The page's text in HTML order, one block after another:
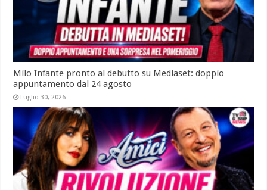
Milo Infante pronto al debutto su Mediaset: doppio
appuntamento dal 24 agosto
Luglio 30, 2026